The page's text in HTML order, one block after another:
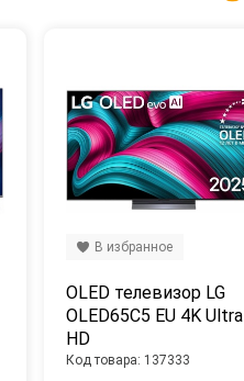
OLED телевизор LG
OLED65C5 EU 4K Ultra
HD
Код товара: 137333
В избранное